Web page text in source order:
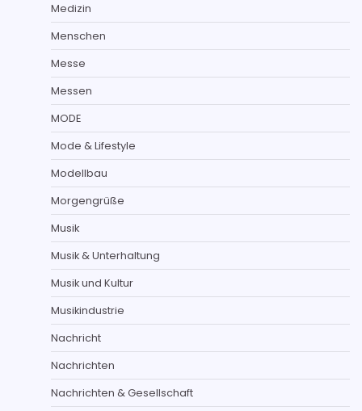
Medizin
Menschen
Messe
Messen
MODE
Mode & Lifestyle
Modellbau
Morgengrüße
Musik
Musik & Unterhaltung
Musik und Kultur
Musikindustrie
Nachricht
Nachrichten
Nachrichten & Gesellschaft